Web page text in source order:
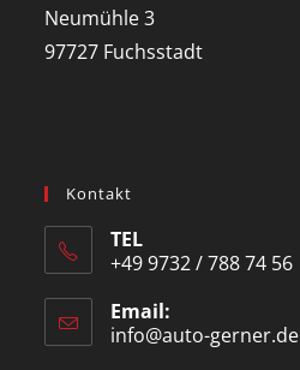
Neumühle 3
97727 Fuchsstadt
Kontakt
TEL
+49 9732 / 788 74 56
Email:
info@auto-gerner.de